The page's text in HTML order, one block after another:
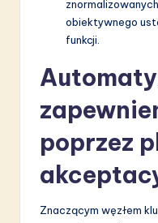
obiektywnego
funkcji.
poprzez
Znaczącym węzłem